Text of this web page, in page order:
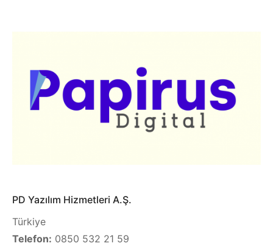
PD Yazılım Hizmetleri A.Ş.
Türkiye
Telefon: 0850 532 21 59